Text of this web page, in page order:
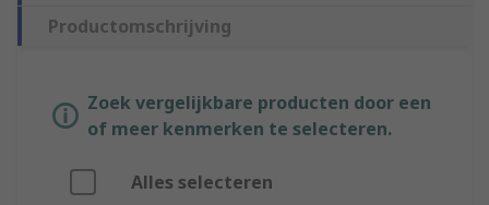
Productomschrijving
Zoek vergelijkbare producten door een
of meer kenmerken te selecteren.
Alles selecteren